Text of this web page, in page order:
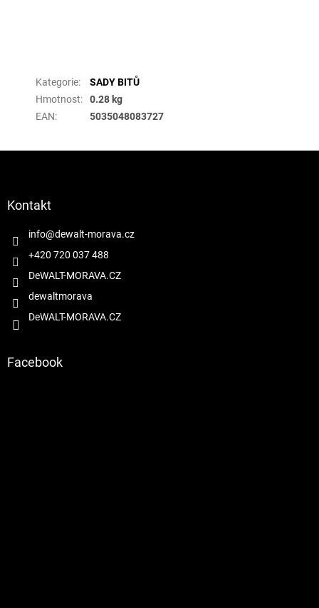
Kategorie:
SADY BITŮ
Hmotnost:
0.28 kg
EAN: 5035048083727
Kontakt
info@dewalt-morava.cz
+420 720 037 488
DeWALT-MORAVA.CZ
dewaltmorava
DeWALT-MORAVA.CZ
Facebook